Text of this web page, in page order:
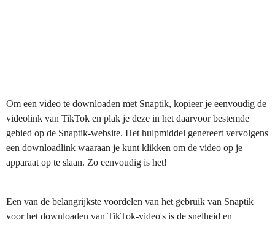
Om een video te downloaden met Snaptik, kopieer je eenvoudig de
videolink van TikTok en plak je deze in het daarvoor bestemde
gebied op de Snaptik-website. Het hulpmiddel genereert vervolgens
een downloadlink waaraan je kunt klikken om de video op je
apparaat op te slaan. Zo eenvoudig is het!
Een van de belangrijkste voordelen van het gebruik van Snaptik
voor het downloaden van TikTok-video's is de snelheid en